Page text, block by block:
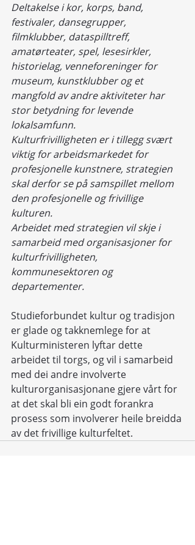
Deltakelse i kor, korps, band,
festivaler, dansegrupper,
filmklubber, dataspilltreff,
amatørteater, spel, lesesirkler,
historielag, venneforeninger for
museum, kunstklubber og et
mangfold av andre aktiviteter har
stor betydning for levende
lokalsamfunn.
Kulturfrivilligheten er i tillegg svært
viktig for arbeidsmarkedet for
profesjonelle kunstnere, strategien
skal derfor se på samspillet mellom
den profesjonelle og frivillige
kulturen.
Arbeidet med strategien vil skje i
samarbeid med organisasjoner for
kulturfrivilligheten,
kommunesektoren og
departementer.
Studieforbundet kultur og tradisjon
er glade og takknemlege for at
Kulturministeren lyftar dette
arbeidet til torgs, og vil i samarbeid
med dei andre involverte
kulturorganisasjonane gjere vårt for
at det skal bli ein godt forankra
prosess som involverer heile breidda
av det frivillige kulturfeltet.